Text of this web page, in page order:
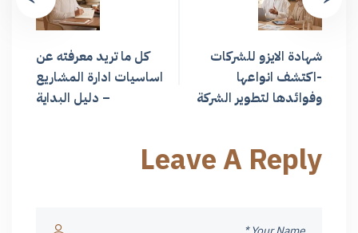
كل ما تريد معرفته عن
اساسيات ادارة المشاريع
– دليل البداية​
شهادة الايزو للشركات
-اكتشف انواعها
وفوائدها لتطوير الشركة
Leave A Reply